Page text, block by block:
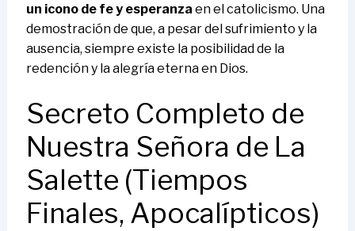
un icono de fe y esperanza en el catolicismo. Una
demostración de que, a pesar del sufrimiento y la
ausencia, siempre existe la posibilidad de la
redención y la alegría eterna en Dios.
Secreto Completo de
Nuestra Señora de La
Salette (Tiempos
Finales, Apocalípticos)